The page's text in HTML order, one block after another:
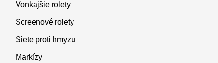
Vonkajšie rolety
Screenové rolety
Siete proti hmyzu
Markízy